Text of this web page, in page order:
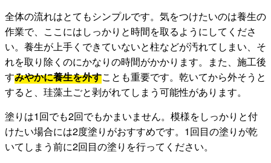
全体の流れはとてもシンプルです。気をつけたいのは養生の
作業で、ここにはしっかりと時間を取るようにしてくださ
い。養生が上手くできていないと柱などが汚れてしまい、そ
れを取り除くのにかなりの時間がかかります。また、施工後
すみやかに養生を外すことも重要です。乾いてから外そうと
すると、珪藻土ごと剥がれてしまう可能性があります。
塗りは1回でも2回でもかまいません。模様をしっかりと付
けたい場合には2度塗りがおすすめです。1回目の塗りが乾
いてしまう前に2回目の塗りを行ってください。